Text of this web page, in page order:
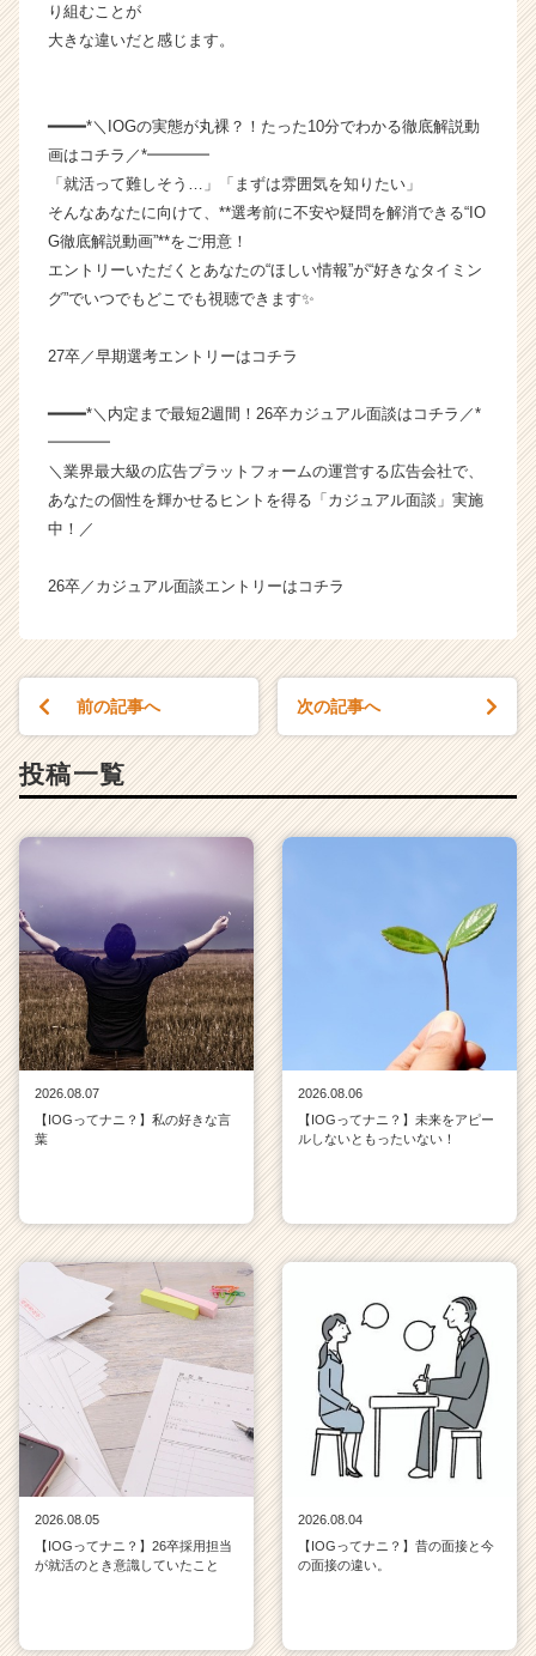
業
カ
ウ
ト
が
届
く
就
活
イ
チ
キ
リ
h
e
r
り組むことが
大きな違いだと感じます。
━━━━*＼IOGの実態が丸裸？！たった10分でわかる徹底解説動
画はコチラ／*━━━━
「就活って難しそう…」「まずは雰囲気を知りたい」
そんなあなたに向けて、**選考前に不安や疑問を解消できる“IO
G徹底解説動画”**をご用意！
エントリーいただくとあなたの“ほしい情報”が“好きなタイミン
グ”でいつでもどこでも視聴できます✨
27卒／早期選考エントリーはコチラ
━━━━*＼内定まで最短2週間！26卒カジュアル面談はコチラ／*
━━━━
＼業界最大級の広告プラットフォームの運営する広告会社で、
あなたの個性を輝かせるヒントを得る「カジュアル面談」実施
中！／
26卒／カジュアル面談エントリーはコチラ
前の記事へ 次の記事へ
投稿一覧
2026.08.07
【IOGってナニ？】私の好きな言
葉
2026.08.06
【IOGってナニ？】未来をアピー
ルしないともったいない！
2026.08.05
【IOGってナニ？】26卒採用担当
が就活のとき意識していたこと
2026.08.04
【IOGってナニ？】昔の面接と今
の面接の違い。